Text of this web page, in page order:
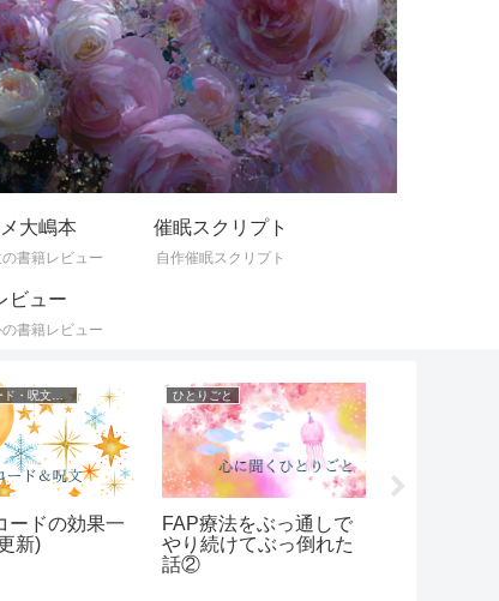
大嶋本
書籍レビュー
催眠スクリプト
自作催眠スクリプト
ビュー
書籍レビュー
遺伝子コード・呪文一覧
ードの効果一
新)
ひとりごと
FAP療法をぶっ通しで
やり続けてぶっ倒れた
話②